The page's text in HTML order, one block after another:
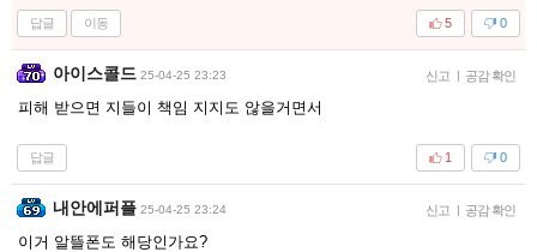
답글 이동 0
5
아이스콜드 25-04-25 23:23 신고 | 공감 확인
피해 받으면 지들이 책임 지지도 않을거면서
답글 0
1
내안에퍼플 25-04-25 23:24 신고 | 공감 확인
이거 알뜰폰도 해당인가요?